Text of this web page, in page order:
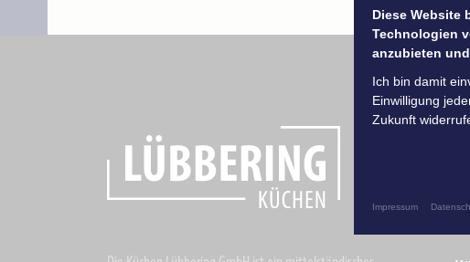
Diese Website
Technologien
anzubieten
Ich bin damit
Einwilligung
Zukunft
Impressum